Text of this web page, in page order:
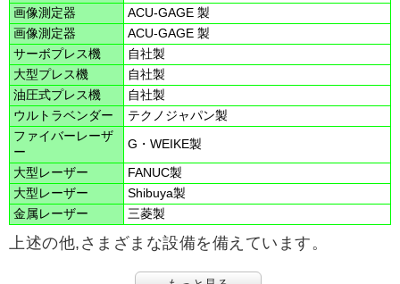
画像測定器
ACU-GAGE 製
画像測定器
ACU-GAGE 製
サーボプレス機
自社製
大型プレス機
自社製
油圧式プレス機
自社製
ウルトラベンダー
テクノジャパン製
ファイバーレーザ
ー
G・WEIKE製
大型レーザー
FANUC製
大型レーザー
Shibuya製
金属レーザー
三菱製
上述の他,さまざまな設備を備えています。